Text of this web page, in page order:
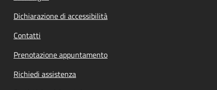
Dichiarazione di accessibilità
Contatti
Prenotazione appuntamento
Richiedi assistenza